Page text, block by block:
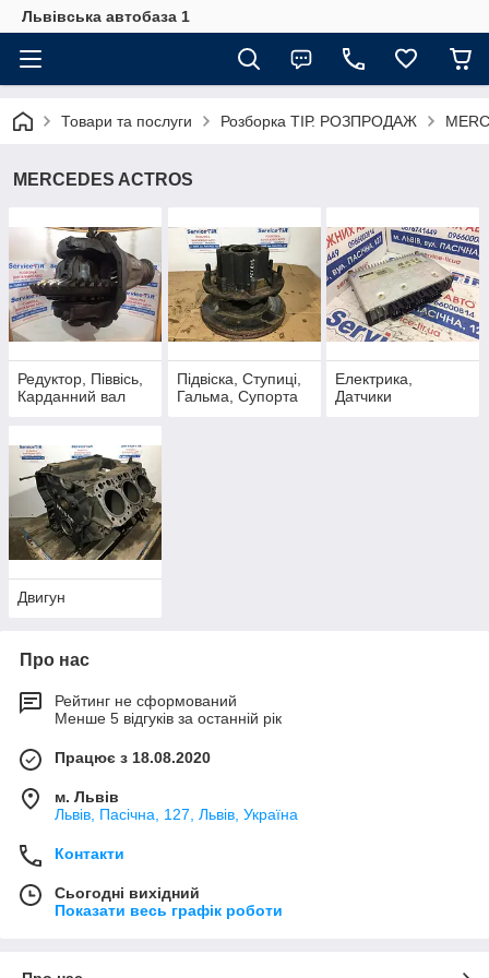
Львівська автобаза 1
Товари та послуги Розборка ТІР. РОЗПРОДАЖ
MERCEDES ACTROS
Редуктор, Піввісь,
Карданний вал
Підвіска, Ступиці,
Гальма, Супорта
Електрика,
Датчики
Двигун
Про нас
Рейтинг не сформований
Менше 5 відгуків за останній рік
Працює з 18.08.2020
м. Львів
Львів, Пасічна, 127, Львів, Україна
Контакти
Сьогодні вихідний
Показати весь графік роботи